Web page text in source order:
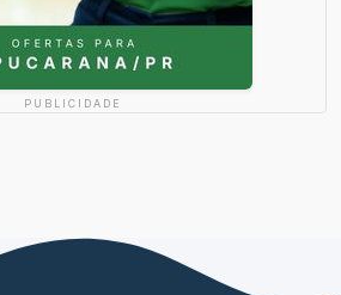
PUBLICIDADE